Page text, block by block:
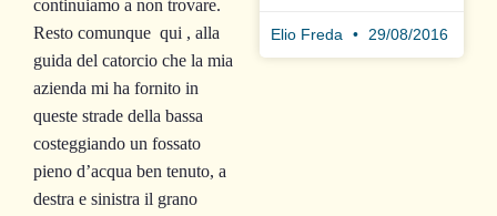
continuiamo a non trovare.
Resto comunque qui , alla
guida del catorcio che la mia
azienda mi ha fornito in
queste strade della bassa
costeggiando un fossato
pieno d’acqua ben tenuto, a
destra e sinistra il grano
Elio Freda 29/08/2016